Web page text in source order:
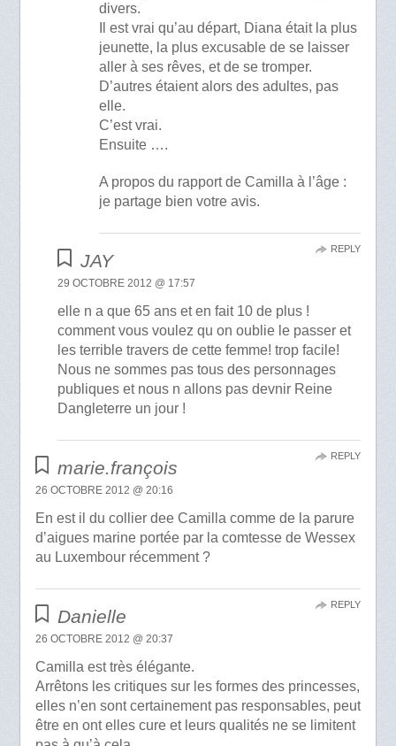
divers.
Il est vrai qu’au départ, Diana était la plus
jeunette, la plus excusable de se laisser
aller à ses rêves, et de se tromper.
D’autres étaient alors des adultes, pas
elle.
C’est vrai.
Ensuite ….
A propos du rapport de Camilla à l’âge :
je partage bien votre avis.
JAY
29 OCTOBRE 2012 @ 17:57
elle n a que 65 ans et en fait 10 de plus !
comment vous voulez qu on oublie le passer et
les terrible travers de cette femme! trop facile!
Nous ne sommes pas tous des personnages
publiques et nous n allons pas devnir Reine
Dangleterre un jour !
REPLY
marie.françois
26 OCTOBRE 2012 @ 20:16
En est il du collier dee Camilla comme de la parure
d’aigues marine portée par la comtesse de Wessex
au Luxembour récemment ?
REPLY
Danielle
26 OCTOBRE 2012 @ 20:37
Camilla est très élégante.
Arrêtons les critiques sur les formes des princesses,
elles n’en sont certainement pas responsables, peut
être en ont elles cure et leurs qualités ne se limitent
REPLY